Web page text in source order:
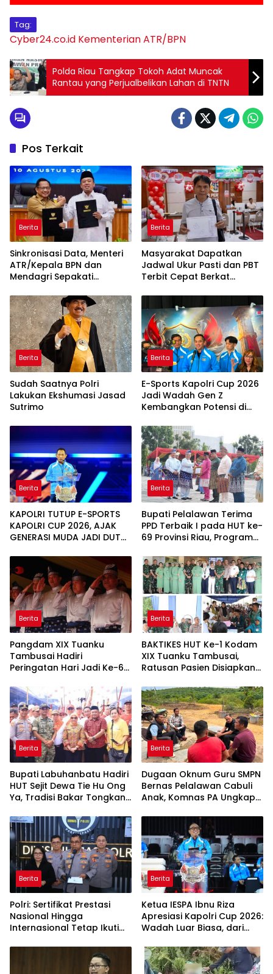
Tag:
Cyber24.co.id Kementerian ATR/BPN
Polda Riau Tangkap Tokoh Adat Muncak
Rantau yang Perjualbelikan Lahan di TNTN
Pos Terkait
Berita
Sinkronisasi Data, Menteri
ATR/Kepala BPN dan
Mendagri Sepakati
NOP
Berita
Masyarakat Dapatkan
Jadwal Ukur Pasti dan PBT
Terbit Cepat Berkat
Terjadwal
Berita
Sudah Saatnya Polri
Lakukan Ekshumasi Jasad
Sutrimo
Berita
E-Sports Kapolri Cup 2026
Jadi Wadah Gen Z
Kembangkan Potensi di
Berita
KAPOLRI TUTUP E-SPORTS
KAPOLRI CUP 2026, AJAK
GENERASI MUDA JADI DUTA
LAPORKAN GANGGUAN KE
110
Berita
Bupati Pelalawan Terima
PPD Terbaik I pada HUT ke-
69 Provinsi Riau, Program
Sorotan
Berita
Pangdam XIX Tuanku
Tambusai Hadiri
Peringatan Hari Jadi Ke-69
Berita
BAKTIKES HUT Ke-1 Kodam
XIX Tuanku Tambusai,
Ratusan Pasien Disiapkan
Berita
Bupati Labuhanbatu Hadiri
HUT Sejit Dewa Tie Hu Ong
Ya, Tradisi Bakar Tongkang
Berita
Dugaan Oknum Guru SMPN
Bernas Pelalawan Cabuli
Anak, Komnas PA Ungkap
Polres Sejak Juli
Berita
Polri: Sertifikat Prestasi
Nasional Hingga
Internasional Tetap Ikuti
Rekrutmen Polri
Berita
Ketua IESPA Ibnu Riza
Apresiasi Kapolri Cup 2026:
Wadah Luar Biasa, dari
Nasional